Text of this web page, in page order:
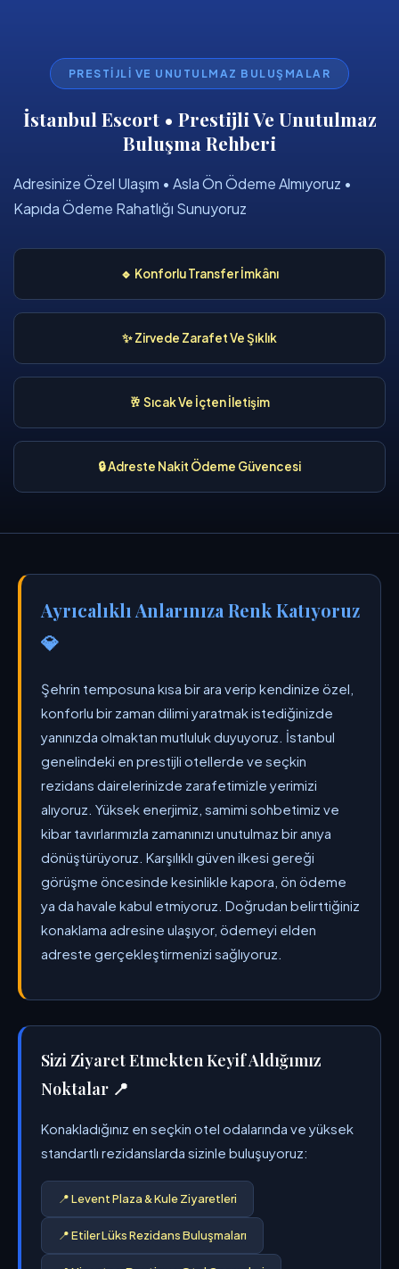
PRESTIJLI VE UNUTULMAZ BULUŞMALAR
İstanbul Escort • Prestijli Ve Unutulmaz
Buluşma Rehberi
Adresinize Özel Ulaşım • Asla Ön Ödeme Almıyoruz •
Kapıda Ödeme Rahatlığı Sunuyoruz
🔹 Konforlu Transfer İmkânı
✨ Zirvede Zarafet Ve Şıklık
🥂 Sıcak Ve İçten İletişim
🔒 Adreste Nakit Ödeme Güvencesi
Ayrıcalıklı Anlarınıza Renk Katıyoruz
💎
Şehrin temposuna kısa bir ara verip kendinize özel,
konforlu bir zaman dilimi yaratmak istediğinizde
yanınızda olmaktan mutluluk duyuyoruz. İstanbul
genelindeki en prestijli otellerde ve seçkin
rezidans dairelerinizde zarafetimizle yerimizi
alıyoruz. Yüksek enerjimiz, samimi sohbetimiz ve
kibar tavırlarımızla zamanınızı unutulmaz bir anıya
dönüştürüyoruz. Karşılıklı güven ilkesi gereği
görüşme öncesinde kesinlikle kapora, ön ödeme
ya da havale kabul etmiyoruz. Doğrudan belirttiğiniz
konaklama adresine ulaşıyor, ödemeyi elden
adreste gerçekleştirmenizi sağlıyoruz.
Sizi Ziyaret Etmekten Keyif Aldığımız
Noktalar 📍
Konakladığınız en seçkin otel odalarında ve yüksek
standartlı rezidanslarda sizinle buluşuyoruz:
📍 Levent Plaza & Kule Ziyaretleri
📍 Etiler Lüks Rezidans Buluşmaları